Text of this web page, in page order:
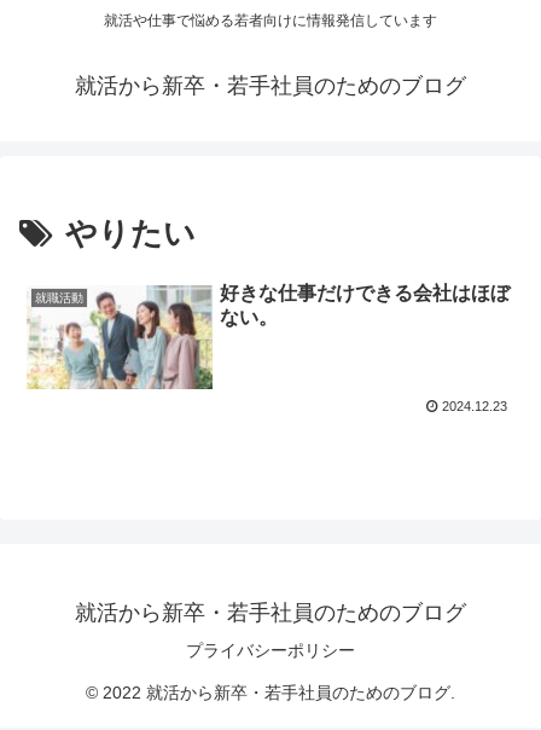
就活や仕事で悩める若者向けに情報発信しています
就活から新卒・若手社員のためのブログ
やりたい
就職活動
好きな仕事だけできる会社はほぼ
ない。
2024.12.23
就活から新卒・若手社員のためのブログ
プライバシーポリシー
© 2022 就活から新卒・若手社員のためのブログ.